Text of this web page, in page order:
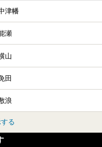
津幡
瀬
山
田
浪
る